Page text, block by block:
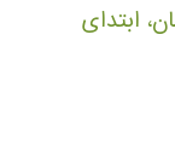
ابتدای